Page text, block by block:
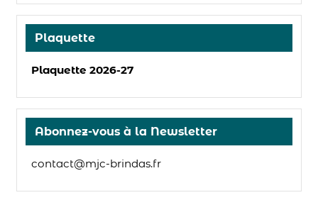
Plaquette
Plaquette 2026-27
Abonnez-vous à la Newsletter
contact@mjc-brindas.fr